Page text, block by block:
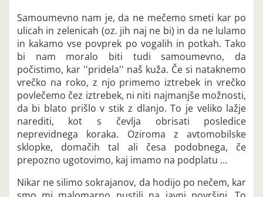
Samoumevno nam je, da ne mečemo smeti kar po
ulicah in zelenicah (oz. jih naj ne bi) in da ne lulamo
in kakamo vse povprek po vogalih in potkah. Tako
bi nam moralo biti tudi samoumevno, da
počistimo, kar ''pridela'' naš kuža. Če si nataknemo
vrečko na roko, z njo primemo iztrebek in vrečko
povlečemo čez iztrebek, ni niti najmanjše možnosti,
da bi blato prišlo v stik z dlanjo. To je veliko lažje
narediti, kot s čevlja obrisati posledice
neprevidnega koraka. Oziroma z avtomobilske
sklopke, domačih tal ali česa podobnega, če
prepozno ugotovimo, kaj imamo na podplatu ...
Nikar ne silimo sokrajanov, da hodijo po nečem, kar